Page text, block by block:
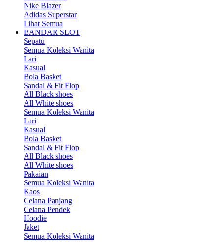
Nike Blazer
Adidas Superstar
Lihat Semua
BANDAR SLOT
Sepatu
Semua Koleksi Wanita
Lari
Kasual
Bola Basket
Sandal & Fit Flop
All Black shoes
All White shoes
Semua Koleksi Wanita
Lari
Kasual
Bola Basket
Sandal & Fit Flop
All Black shoes
All White shoes
Pakaian
Semua Koleksi Wanita
Kaos
Celana Panjang
Celana Pendek
Hoodie
Jaket
Semua Koleksi Wanita